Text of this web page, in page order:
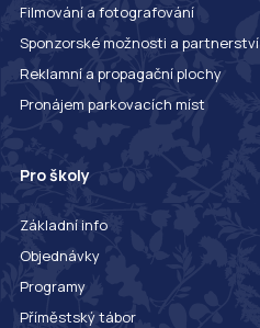
Filmování a fotografování
Sponzorské možnosti a partnerství
Reklamní a propagační plochy
Pronájem parkovacích míst
Pro školy
Základní info
Objednávky
Programy
Příměstský tábor